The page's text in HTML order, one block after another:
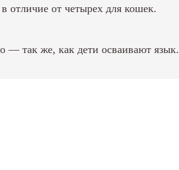
отличие от четырех для кошек.
— так же, как дети осваивают язык.